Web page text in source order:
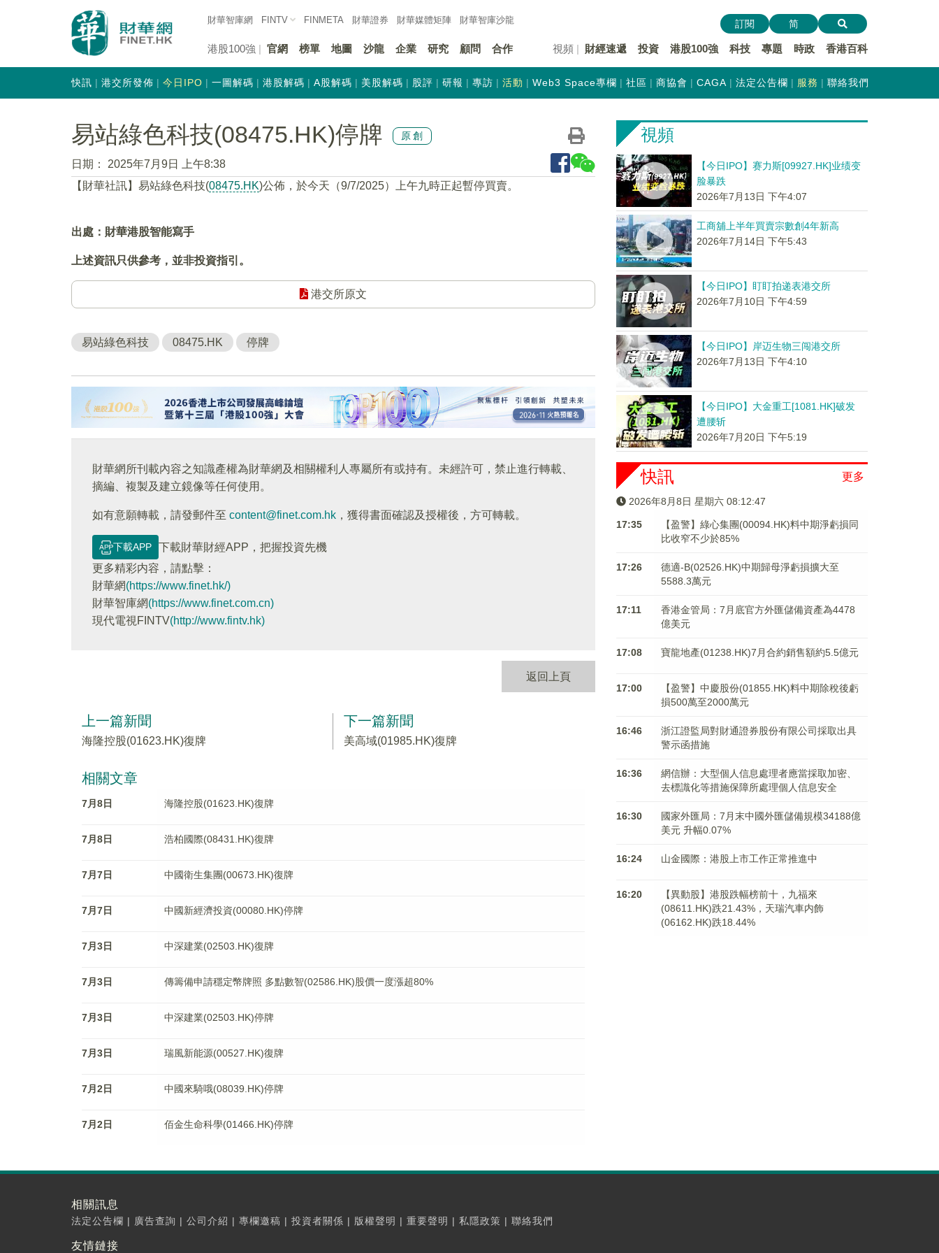
財華智庫網 FINTV FINMETA 財華證券 財華媒體矩陣 財華智庫沙龍
港股100強 官網 榜單 地圖 沙龍 企業 研究 顧問 合作 視頻 財經速遞 投資 港股100強 科技 專題 時政 香港百科
訂閱 简
快訊 港交所發佈 今日IPO 一圖解碼 港股解碼 A股解碼 美股解碼 股評 研報 專訪 活動 Web3 Space專欄 社區 商協會 CAGA 法定公告欄 服務 聯絡我們
易站綠色科技(08475.HK)停牌 原創
日期：
2025年7月9日 上午8:38
【財華社訊】易站綠色科技(08475.HK)公佈，於今天（9/7/2025）上午九時正起暫停買賣。
出處：財華港股智能寫手
上述資訊只供參考，並非投資指引。
港交所原文
易站綠色科技 08475.HK 停牌
財華網所刊載內容之知識產權為財華網及相關權利人專屬所有或持有。未經許可，禁止進行轉載、
摘編、複製及建立鏡像等任何使用。
如有意願轉載，請發郵件至 content@finet.com.hk ，獲得書面確認及授權後，方可轉載。
下載APP
下載財華財經APP，把握投資先機
更多精彩内容，請點擊：
財華網(https://www.finet.hk/)
財華智庫網(https://www.finet.com.cn)
現代電視FINTV(http://www.fintv.hk)
返回上頁
上一篇新聞
海隆控股(01623.HK)復牌
下一篇新聞
美高域(01985.HK)復牌
相關文章
7月8日 海隆控股(01623.HK)復牌
7月8日 浩柏國際(08431.HK)復牌
7月7日 中國衛生集團(00673.HK)復牌
7月7日 中國新經濟投資(00080.HK)停牌
7月3日 中深建業(02503.HK)復牌
7月3日 傳籌備申請穩定幣牌照 多點數智(02586.HK)股價一度漲超80%
7月3日 中深建業(02503.HK)停牌
7月3日 瑞風新能源(00527.HK)復牌
7月2日 中國來騎哦(08039.HK)停牌
7月2日 佰金生命科學(01466.HK)停牌
視頻
【今日IPO】赛力斯[09927.HK]业绩变
脸暴跌
2026年7月13日 下午4:07
工商舖上半年買賣宗數創4年新高
2026年7月14日 下午5:43
【今日IPO】盯盯拍递表港交所
2026年7月10日 下午4:59
【今日IPO】岸迈生物三闯港交所
2026年7月13日 下午4:10
【今日IPO】大金重工[1081.HK]破发
遭腰斩
2026年7月20日 下午5:19
更多
快訊
2026年8月8日 星期六 08:12:48
17:35
【盈警】綠心集團(00094.HK)料中期淨虧損同
比收窄不少於85%
17:26
德適-B(02526.HK)中期歸母淨虧損擴大至
5588.3萬元
17:11
香港金管局：7月底官方外匯儲備資產為4478
億美元
17:08 寶龍地產(01238.HK)7月合約銷售額約5.5億元
17:00
【盈警】中慶股份(01855.HK)料中期除稅後虧
損500萬至2000萬元
16:46
浙江證監局對財通證券股份有限公司採取出具
警示函措施
16:36
網信辦：大型個人信息處理者應當採取加密、
去標識化等措施保障所處理個人信息安全
16:30
國家外匯局：7月末中國外匯儲備規模34188億
美元 升幅0.07%
16:24 山金國際：港股上市工作正常推進中
16:20
【異動股】港股跌幅榜前十，九福來
(08611.HK)跌21.43%，天瑞汽車内飾
(06162.HK)跌18.44%
相關訊息
法定公告欄 | 廣告查詢 | 公司介紹 | 專欄邀稿 | 投資者關係 | 版權聲明 | 重要聲明 | 私隱政策 | 聯絡我們
友情鏈接